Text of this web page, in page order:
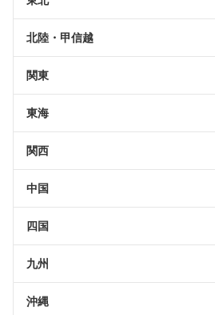
北陸・甲信越
関東
東海
関西
中国
四国
九州
沖縄